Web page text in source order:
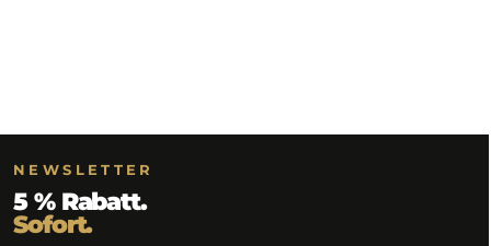
NEWSLETTER
5 % Rabatt.
Sofort.